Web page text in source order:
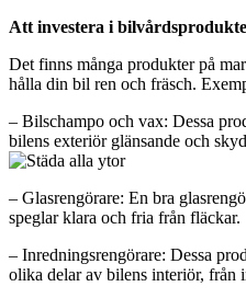
Att investera i
Det finns många produkter på
hålla din bil ren och fräsch.
– Bilschampo och vax: Dessa
bilens exteriör glänsande och
– Glasrengörare: En bra
speglar klara och fria från fläckar.
– Inredningsrengörare: Dessa
olika delar av bilens interiör, från